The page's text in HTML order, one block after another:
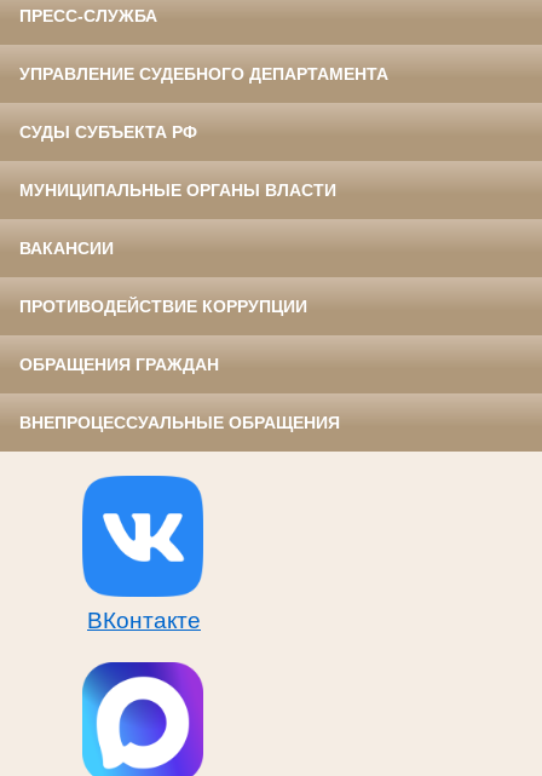
ПРЕСС-СЛУЖБА
УПРАВЛЕНИЕ СУДЕБНОГО ДЕПАРТАМЕНТА
СУДЫ СУБЪЕКТА РФ
МУНИЦИПАЛЬНЫЕ ОРГАНЫ ВЛАСТИ
ВАКАНСИИ
ПРОТИВОДЕЙСТВИЕ КОРРУПЦИИ
ОБРАЩЕНИЯ ГРАЖДАН
ВНЕПРОЦЕССУАЛЬНЫЕ ОБРАЩЕНИЯ
ВКонтакте